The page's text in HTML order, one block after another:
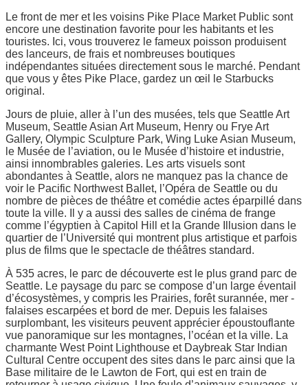
Le front de mer et les voisins Pike Place Market Public sont
encore une destination favorite pour les habitants et les
touristes. Ici, vous trouverez le fameux poisson produisent
des lanceurs, de frais et nombreuses boutiques
indépendantes situées directement sous le marché. Pendant
que vous y êtes Pike Place, gardez un œil le Starbucks
original.
Jours de pluie, aller à l’un des musées, tels que Seattle Art
Museum, Seattle Asian Art Museum, Henry ou Frye Art
Gallery, Olympic Sculpture Park, Wing Luke Asian Museum,
le Musée de l’aviation, ou le Musée d’histoire et industrie,
ainsi innombrables galeries. Les arts visuels sont
abondantes à Seattle, alors ne manquez pas la chance de
voir le Pacific Northwest Ballet, l’Opéra de Seattle ou du
nombre de pièces de théâtre et comédie actes éparpillé dans
toute la ville. Il y a aussi des salles de cinéma de frange
comme l’égyptien à Capitol Hill et la Grande Illusion dans le
quartier de l’Université qui montrent plus artistique et parfois
plus de films que le spectacle de théâtres standard.
À 535 acres, le parc de découverte est le plus grand parc de
Seattle. Le paysage du parc se compose d’un large éventail
d’écosystèmes, y compris les Prairies, forêt surannée, mer -
falaises escarpées et bord de mer. Depuis les falaises
surplombant, les visiteurs peuvent apprécier époustouflante
vue panoramique sur les montagnes, l’océan et la ville. La
charmante West Point Lighthouse et Daybreak Star Indian
Cultural Centre occupent des sites dans le parc ainsi que la
Base militaire de le Lawton de Fort, qui est en train de